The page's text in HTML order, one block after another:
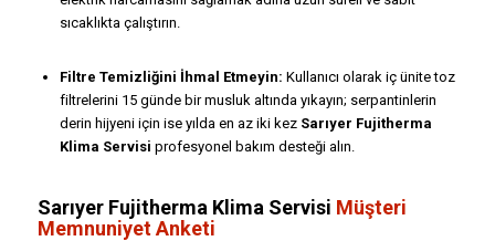
sıcaklıkta çalıştırın.
Filtre Temizliğini İhmal Etmeyin: Kullanıcı olarak iç ünite toz
filtrelerini 15 günde bir musluk altında yıkayın; serpantinlerin
derin hijyeni için ise yılda en az iki kez Sarıyer Fujitherma
Klima Servisi profesyonel bakım desteği alın.
Sarıyer Fujitherma Klima Servisi Müşteri
Memnuniyet Anketi